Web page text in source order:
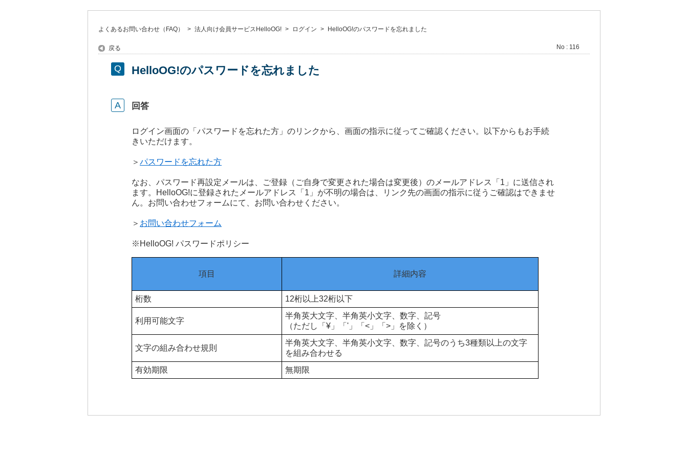
よくあるお問い合わせ（FAQ） > 法人向け会員サービスHelloOG! > ログイン > HelloOG!のパスワードを忘れました
戻る No : 116
HelloOG!のパスワードを忘れました
回答
ログイン画面の「パスワードを忘れた方」のリンクから、画面の指示に従ってご確認ください。以下からもお手続
きいただけます。
＞ パスワードを忘れた方
なお、パスワード再設定メールは、ご登録（ご自身で変更された場合は変更後）のメールアドレス「1」に送信され
ます。HelloOG!に登録されたメールアドレス「1」が不明の場合は、リンク先の画面の指示に従うご確認はできませ
ん。お問い合わせフォームにて、お問い合わせください。
＞ お問い合わせフォーム
※HelloOG! パスワードポリシー
項目 詳細内容
桁数 12桁以上32桁以下
利用可能文字
半角英大文字、半角英小文字、数字、記号
（ただし「¥」「'」「<」「>」を除く）
文字の組み合わせ規則
半角英大文字、半角英小文字、数字、記号のうち3種類以上の文字
を組み合わせる
有効期限
無期限